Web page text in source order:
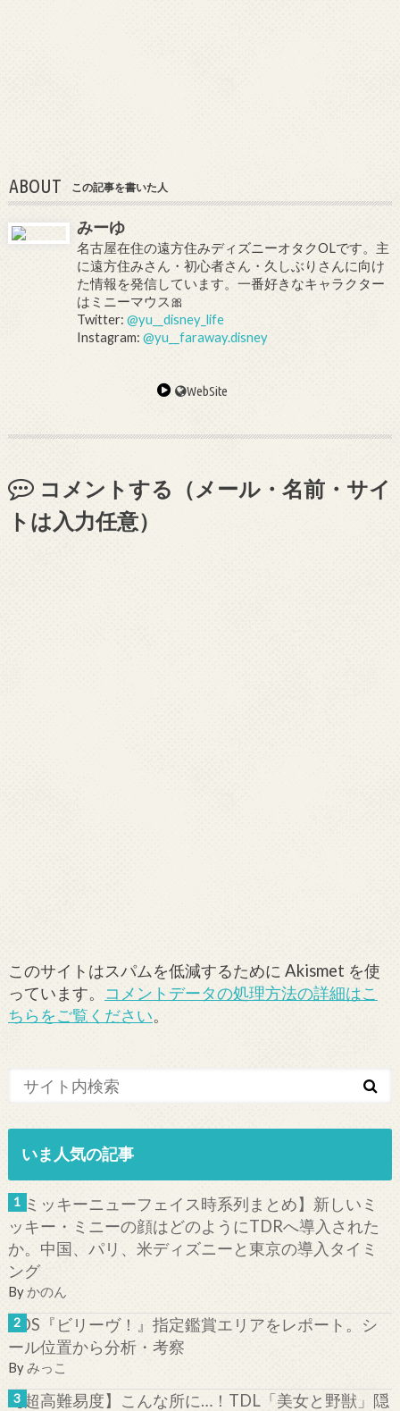
ABOUT この記事を書いた人
みーゆ
名古屋在住の遠方住みディズニーオタクOLです。主
に遠方住みさん・初心者さん・久しぶりさんに向け
た情報を発信しています。一番好きなキャラクター
はミニーマウス🎀
Twitter:@yu__disney_life
Instagram:@yu__faraway.disney
WebSite
コメントする（メール・名前・サイ
トは入力任意）
このサイトはスパムを低減するために Akismet を使
っています。 コメントデータの処理方法の詳細はこ
ちらをご覧ください。
いま人気の記事
【ミッキーニューフェイス時系列まとめ】新しいミ
ッキー・ミニーの顔はどのようにTDRへ導入された
か。中国、パリ、米ディズニーと東京の導入タイミ
ング
By かのん
TDS『ビリーヴ！』指定鑑賞エリアをレポート。シ
ール位置から分析・考察
Byみっこ
【超高難易度】こんな所に…！TDL「美女と野獣」隠